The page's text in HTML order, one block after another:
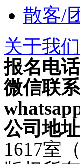
散客/
关于我们
报名电话
微信联系
公司地址
1617室